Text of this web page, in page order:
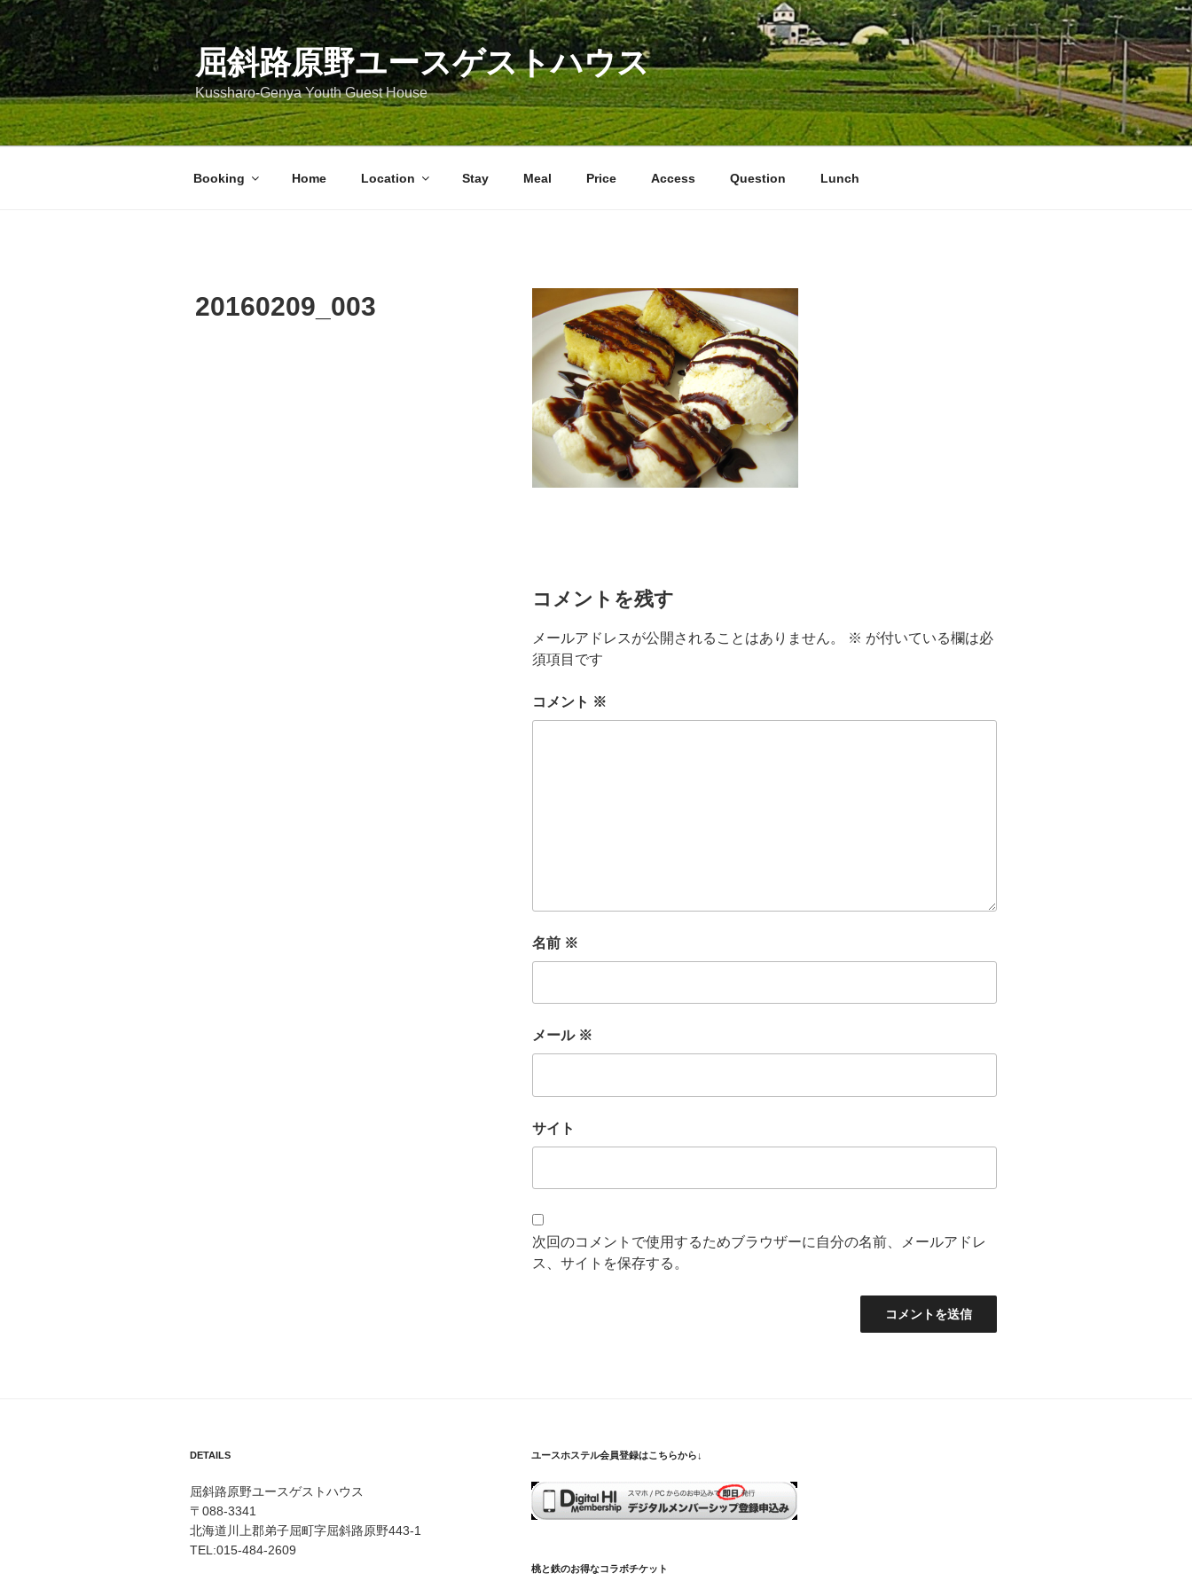
コ
テ
ン
ツ
へ
ス
屈斜路原野ユースゲストハウス
Kussharo-Genya Youth Guest House
Booking Home Location Stay Meal Price Access Question Lunch
20160209_003
コメントを残す
メールアドレスが公開されることはありません。 ※ が付いている欄は必
須項目です
コメント ※
名前 ※
メール ※
サイト
次回のコメントで使用するためブラウザーに自分の名前、メールアドレ
ス、サイトを保存する。
DETAILS
屈斜路原野ユースゲストハウス
〒088-3341
北海道川上郡弟子屈町字屈斜路原野443-1
TEL:015-484-2609
ユースホステル会員登録はこちらから↓
桃と鉄のお得なコラボチケット